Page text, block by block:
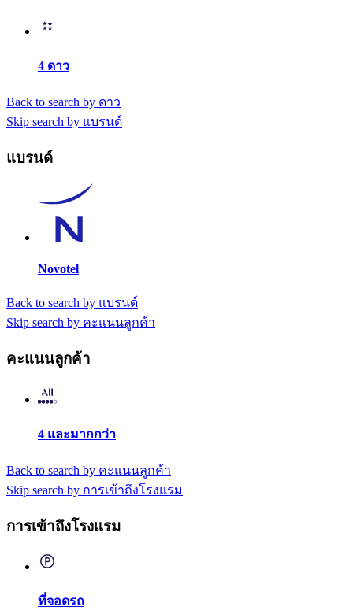
4 ดาว
Back to search by ดาว
Skip search by แบรนด์
แบรนด์
Novotel
Back to search by แบรนด์
Skip search by คะแนนลูกค้า
คะแนนลูกค้า
4 และมากกว่า
Back to search by คะแนนลูกค้า
Skip search by การเข้าถึงโรงแรม
การเข้าถึงโรงแรม
ที่จอดรถ